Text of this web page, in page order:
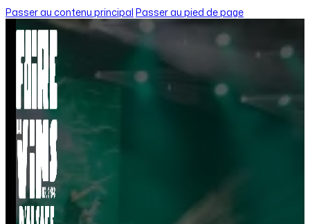
Passer au contenu principal Passer au pied de page
Accueil
BALADE EN PETIT